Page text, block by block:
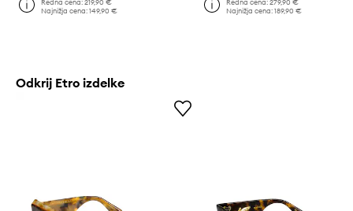
Redna cena:219,90 €
Najnižja cena:149,90 €
Redna cena: 279,90 €
Najnižja cena: 189,90 €
Odkrij Etro izdelke